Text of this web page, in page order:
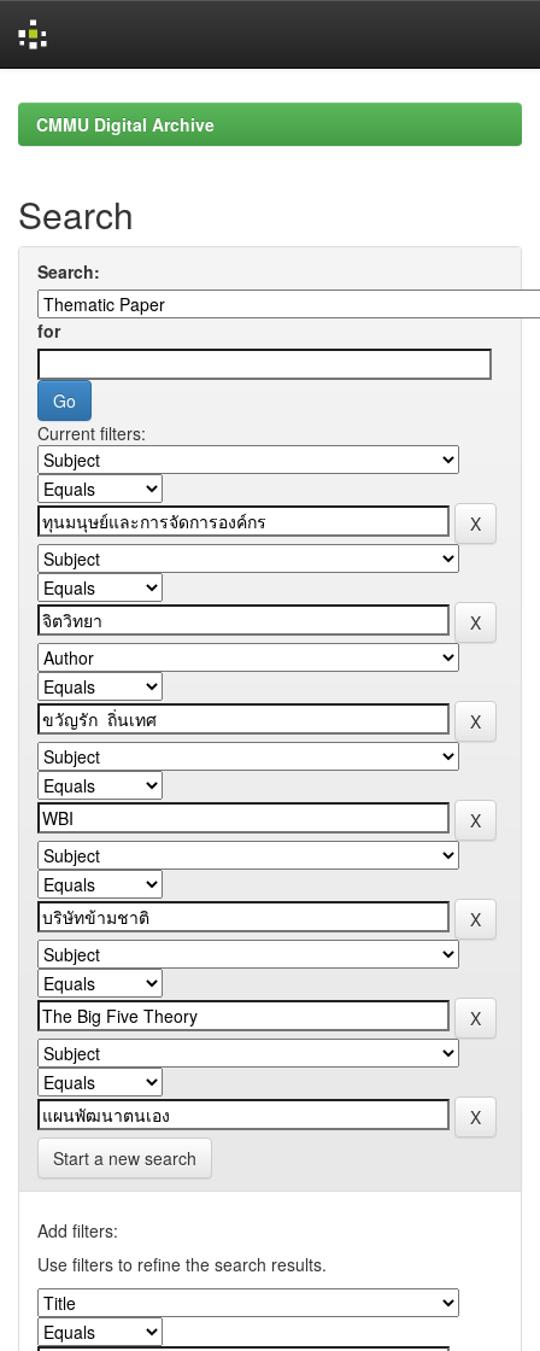
navigationCMMU Digital Archive
Search
Search:
for
Current filters:
Start a new search
Add filters:
Use filters to refine the search results.